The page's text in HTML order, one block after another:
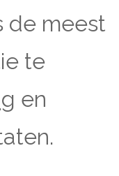
de meest
te
en